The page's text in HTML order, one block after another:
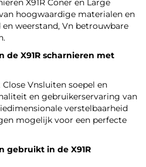
X91R Coner en Large
hoogwaardige materialen en
weerstand, Vn betrouwbare
de X91R scharnieren met
Vnsluiten soepel en
en gebruikerservaring van
verstelbaarheid
mogelijk voor een perfecte
gebruikt in de X91R